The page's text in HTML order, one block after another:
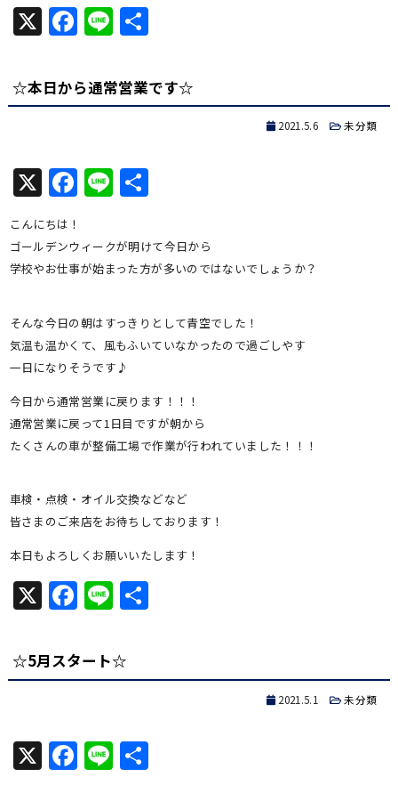
X Facebook
Line共
☆本日から通常営業です☆
2021.5.6 未分類
X Facebook
Line共
こんにちは！
ゴールデンウィークが明けて今日から
学校やお仕事が始まった方が多いのではないでしょうか？
そんな今日の朝はすっきりとして青空でした！
気温も温かくて、風もふいていなかったので過ごしやす
一日になりそうです♪
今日から通常営業に戻ります！！！
通常営業に戻って1日目ですが朝から
たくさんの車が整備工場で作業が行われていました！！！
車検・点検・オイル交換などなど
皆さまのご来店をお待ちしております！
本日もよろしくお願いいたします！
X Facebook
Line共
☆5月スタート☆
2021.5.1 未分類
X Facebook
Line共